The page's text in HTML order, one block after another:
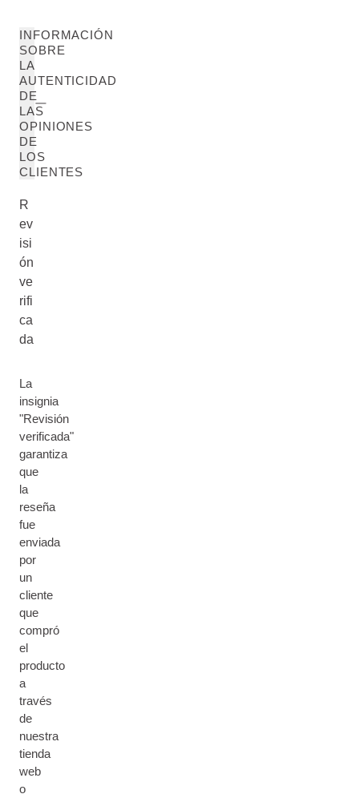
INFORMACIÓN
SOBRE
LA
AUTENTICIDAD
DE
LAS
OPINIONES
DE
LOS
CLIENTES
R
ev
isi
ón
ve
rifi
ca
da
La
insignia
"Revisión
verificada"
garantiza
que
la
reseña
fue
enviada
por
un
cliente
que
compró
el
producto
a
través
de
nuestra
tienda
web
o